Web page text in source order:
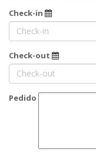
Check-in
Check-out
Pedido